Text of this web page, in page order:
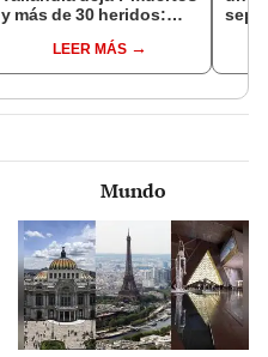
y más de 30 heridos:
las víctimas
LEER MÁS
Mundo